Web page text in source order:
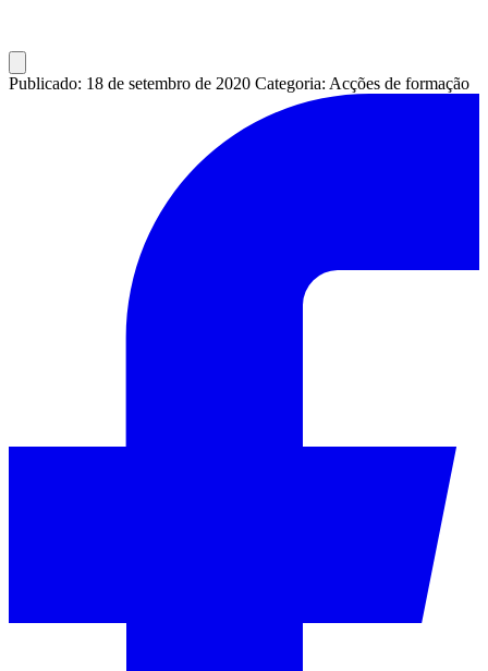
Publicado: 18 de setembro de 2020 Categoria: Acções de formação